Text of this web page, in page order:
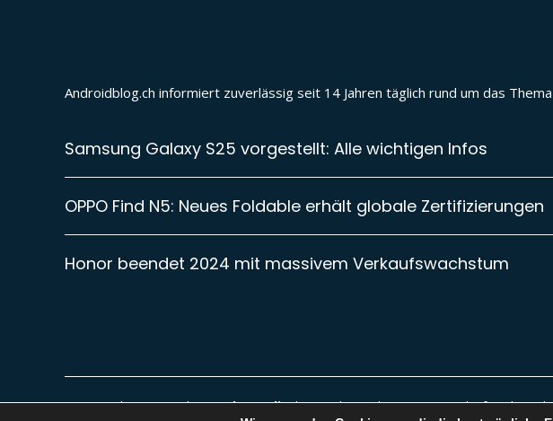
Androidblog.ch informiert zuverlässig seit 14 Jahren täglich rund um das
Samsung Galaxy S25 vorgestellt: Alle wichtigen Infos
OPPO Find N5: Neues Foldable erhält globale Zertifizierungen
Honor beendet 2024 mit massivem Verkaufswachstum
Diese Website ist Teil vonvybemedia| Besuche auch unsere Digital Lifestyle